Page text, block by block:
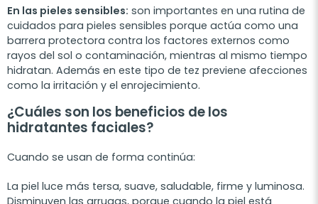
En las pieles sensibles: son importantes en una rutina de
cuidados para pieles sensibles porque actúa como una
barrera protectora contra los factores externos como
rayos del sol o contaminación, mientras al mismo tiempo
hidratan. Además en este tipo de tez previene afecciones
como la irritación y el enrojecimiento.
¿Cuáles son los beneficios de los
hidratantes faciales?
Cuando se usan de forma continúa:
La piel luce más tersa, suave, saludable, firme y luminosa.
Disminuyen las arrugas, porque cuando la piel está